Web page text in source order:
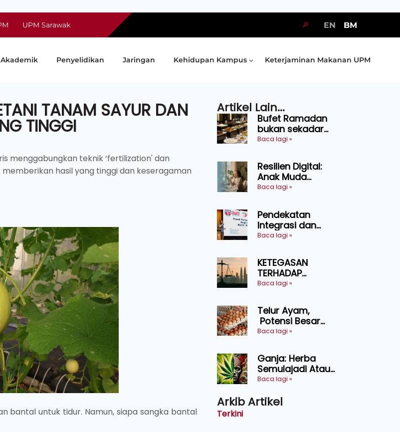
UPM Sarawak 🔎 EN BM
Akademik Penyelidikan Jaringan Kehidupan Kampus Keterjaminan Makanan UPM
TANAM SAYUR DAN
TINGGI
menggabungkan teknik ‘fertilization' dan
hasil yang tinggi dan keseragaman
bantal untuk tidur. Namun, siapa sangka bantal
Artikel Lain...
Bufet Ramadan
bukan sekadar
juadah, perlu bijak
selamat
menikmati
Baca lagi »
Resilien Digital:
Anak Muda
Belajar Bertahan
Menekan Diri
Baca lagi »
Pendekatan
Integrasi dan
Teknologi Baharu
Ternakan
Ruminan
Baca lagi »
KETEGASAN
TERHADAP
KEDAULATAN
ASAS KEPADA
KEADILAN DAN
KEHARMONIAN
Baca lagi »
Telur Ayam,
Potensi Besar
Dalam Industri
Kosmetik dan
Penyelidikan
Baca lagi »
Ganja: Herba
Semulajadi Atau
Ancaman
Baca lagi »
Arkib Artikel
Terkini